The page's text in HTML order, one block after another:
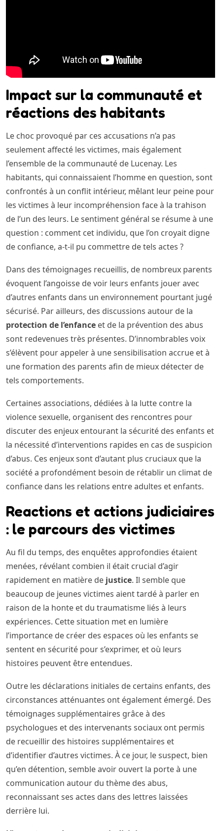
Impact sur la communauté et
réactions des habitants
Le choc provoqué par ces accusations n’a pas
seulement affecté les victimes, mais également
l’ensemble de la communauté de Lucenay. Les
habitants, qui connaissaient l’homme en question, sont
confrontés à un conflit intérieur, mêlant leur peine pour
les victimes à leur incompréhension face à la trahison
de l’un des leurs. Le sentiment général se résume à une
question : comment cet individu, que l’on croyait digne
de confiance, a-t-il pu commettre de tels actes ?
Dans des témoignages recueillis, de nombreux parents
évoquent l’angoisse de voir leurs enfants jouer avec
d’autres enfants dans un environnement pourtant jugé
sécurisé. Par ailleurs, des discussions autour de la
protection de l’enfance et de la prévention des abus
sont redevenues très présentes. D’innombrables voix
s’élèvent pour appeler à une sensibilisation accrue et à
une formation des parents afin de mieux détecter de
tels comportements.
Certaines associations, dédiées à la lutte contre la
violence sexuelle, organisent des rencontres pour
discuter des enjeux entourant la sécurité des enfants et
la nécessité d’interventions rapides en cas de suspicion
d’abus. Ces enjeux sont d’autant plus cruciaux que la
société a profondément besoin de rétablir un climat de
confiance dans les relations entre adultes et enfants.
Reactions et actions judiciaires
: le parcours des victimes
Au fil du temps, des enquêtes approfondies étaient
menées, révélant combien il était crucial d’agir
rapidement en matière de justice. Il semble que
beaucoup de jeunes victimes aient tardé à parler en
raison de la honte et du traumatisme liés à leurs
expériences. Cette situation met en lumière
l’importance de créer des espaces où les enfants se
sentent en sécurité pour s’exprimer, et où leurs
histoires peuvent être entendues.
Outre les déclarations initiales de certains enfants, des
circonstances atténuantes ont également émergé. Des
témoignages supplémentaires grâce à des
psychologues et des intervenants sociaux ont permis
de recueillir des histoires supplémentaires et
d’identifier d’autres victimes. À ce jour, le suspect, bien
qu’en détention, semble avoir ouvert la porte à une
communication autour du thème des abus,
reconnaissant ses actes dans des lettres laissées
derrière lui.